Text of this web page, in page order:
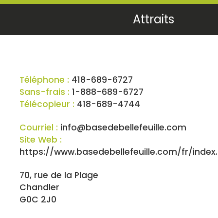
Attraits
Téléphone : 418-689-6727
Sans-frais : 1-888-689-6727
Télécopieur : 418-689-4744
Courriel : info@basedebellefeuille.com
Site Web :
https://www.basedebellefeuille.com/fr/
70, rue de la Plage
Chandler
G0C 2J0